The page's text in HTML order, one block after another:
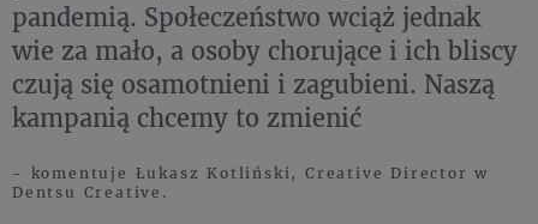
pandemią. Społeczeństwo wciąż jednak
wie za mało, a osoby chorujące i ich bliscy
czują się osamotnieni i zagubieni. Naszą
kampanią chcemy to zmienić
- komentuje Łukasz Kotliński, Creative Director w
Dentsu Creative.